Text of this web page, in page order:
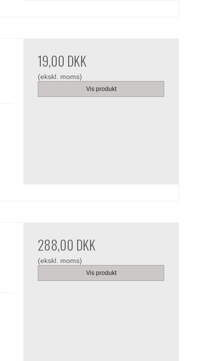
19,00 DKK
(ekskl. moms)
Vis produkt
288,00 DKK
(ekskl. moms)
Vis produkt